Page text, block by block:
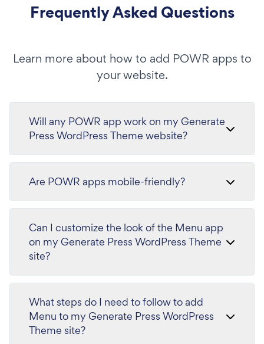
Frequently Asked Questions
Learn more about how to add POWR apps to
your website.
Will any POWR app work on my Generate
Press WordPress Theme website?
Are POWR apps mobile-friendly?
Can I customize the look of the Menu app
on my Generate Press WordPress Theme
site?
What steps do I need to follow to add
Menu to my Generate Press WordPress
Theme site?